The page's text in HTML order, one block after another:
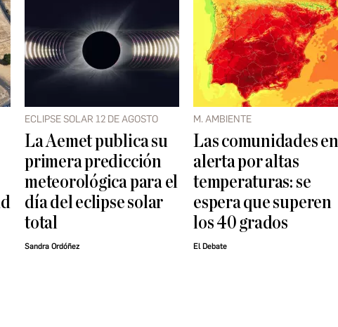
ECLIPSE SOLAR 12 DE AGOSTO
La Aemet publica su
primera predicción
meteorológica para el
día del eclipse solar
total
Sandra Ordóñez
M. AMBIENTE
Las comunidades en
alerta por altas
temperaturas: se
espera que superen
los 40 grados
El Debate